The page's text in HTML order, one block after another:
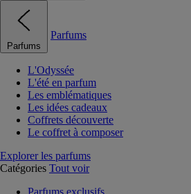
Parfums
Parfums
L'Odyssée
L'été en parfum
Les emblématiques
Les idées cadeaux
Coffrets découverte
Le coffret à composer
Explorer les parfums
Catégories Tout voir
Parfums exclusifs